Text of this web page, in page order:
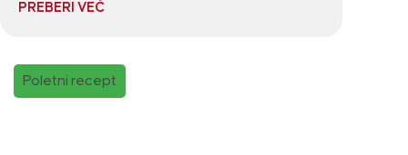
PREBERI VEČ
Poletni recept